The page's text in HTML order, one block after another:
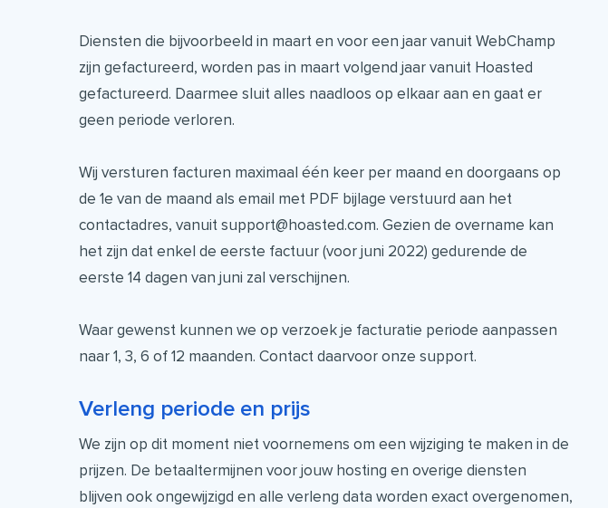
Diensten die bijvoorbeeld in maart en voor een jaar vanuit WebChamp
zijn gefactureerd, worden pas in maart volgend jaar vanuit Hoasted
gefactureerd. Daarmee sluit alles naadloos op elkaar aan en gaat er
geen periode verloren.
Wij versturen facturen maximaal één keer per maand en doorgaans op
de 1e van de maand als email met PDF bijlage verstuurd aan het
contactadres, vanuit support@hoasted.com. Gezien de overname kan
het zijn dat enkel de eerste factuur (voor juni 2022) gedurende de
eerste 14 dagen van juni zal verschijnen.
Waar gewenst kunnen we op verzoek je facturatie periode aanpassen
naar 1, 3, 6 of 12 maanden. Contact daarvoor onze support.
Verleng periode en prijs
We zijn op dit moment niet voornemens om een wijziging te maken in de
prijzen. De betaaltermijnen voor jouw hosting en overige diensten
blijven ook ongewijzigd en alle verleng data worden exact overgenomen,